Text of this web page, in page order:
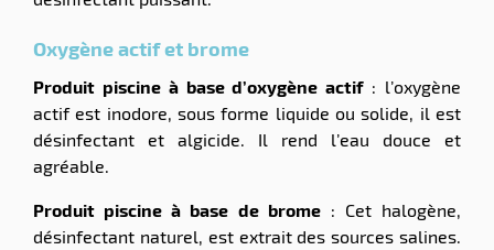
Oxygène actif et brome
Produit piscine à base d’oxygène actif: l’oxygène
actif est inodore, sous forme liquide ou solide, il est
désinfectant et algicide. Il rend l’eau douce et
agréable.
Produit piscine à base de brome: Cet halogène,
désinfectant naturel, est extrait des sources salines.